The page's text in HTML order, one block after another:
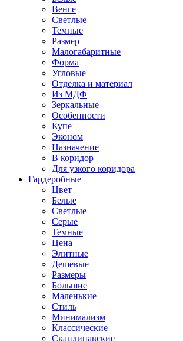
Венге
Светлые
Темные
Размер
Малогабаритные
Форма
Угловые
Отделка и материал
Из МДФ
Зеркальные
Особенности
Купе
Эконом
Назначение
В коридор
Для узкого коридора
Гардеробные
Цвет
Белые
Светлые
Серые
Темные
Цена
Элитные
Дешевые
Размеры
Большие
Маленькие
Стиль
Минимализм
Классические
Скандинавские